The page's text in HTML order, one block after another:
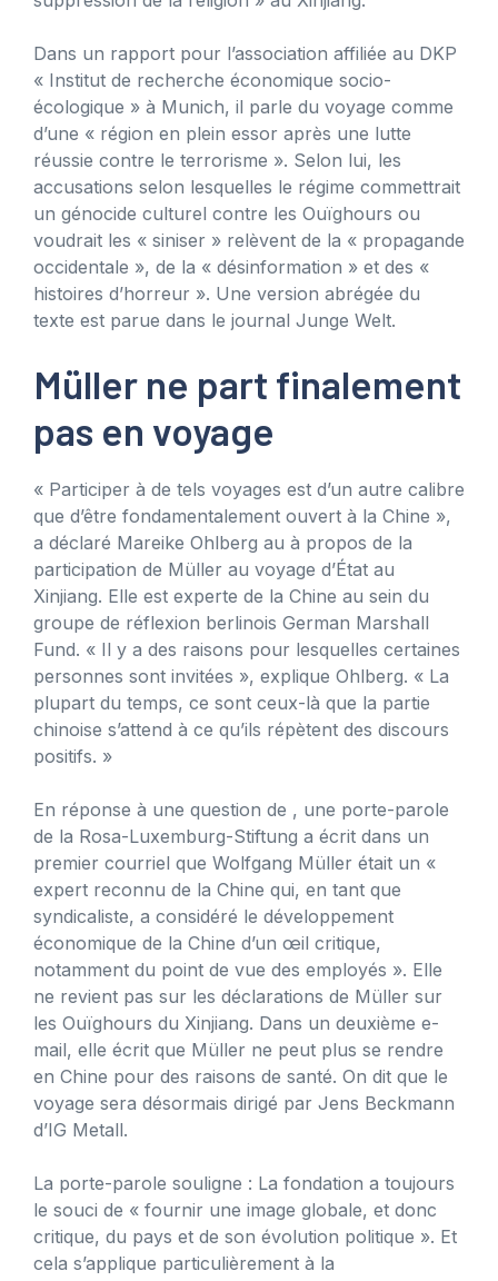
Dans un rapport pour l’association affiliée au DKP
« Institut de recherche économique socio-
écologique » à Munich, il parle du voyage comme
d’une « région en plein essor après une lutte
réussie contre le terrorisme ». Selon lui, les
accusations selon lesquelles le régime commettrait
un génocide culturel contre les Ouïghours ou
voudrait les « siniser » relèvent de la « propagande
occidentale », de la « désinformation » et des «
histoires d’horreur ». Une version abrégée du
texte est parue dans le journal Junge Welt.
Müller ne part finalement
pas en voyage
« Participer à de tels voyages est d’un autre calibre
que d’être fondamentalement ouvert à la Chine »,
a déclaré Mareike Ohlberg au à propos de la
participation de Müller au voyage d’État au
Xinjiang. Elle est experte de la Chine au sein du
groupe de réflexion berlinois German Marshall
Fund. « Il y a des raisons pour lesquelles certaines
personnes sont invitées », explique Ohlberg. « La
plupart du temps, ce sont ceux-là que la partie
chinoise s’attend à ce qu’ils répètent des discours
positifs. »
En réponse à une question de , une porte-parole
de la Rosa-Luxemburg-Stiftung a écrit dans un
premier courriel que Wolfgang Müller était un «
expert reconnu de la Chine qui, en tant que
syndicaliste, a considéré le développement
économique de la Chine d’un œil critique,
notamment du point de vue des employés ». Elle
ne revient pas sur les déclarations de Müller sur
les Ouïghours du Xinjiang. Dans un deuxième e-
mail, elle écrit que Müller ne peut plus se rendre
en Chine pour des raisons de santé. On dit que le
voyage sera désormais dirigé par Jens Beckmann
d’IG Metall.
La porte-parole souligne : La fondation a toujours
le souci de « fournir une image globale, et donc
critique, du pays et de son évolution politique ». Et
cela s’applique particulièrement à la